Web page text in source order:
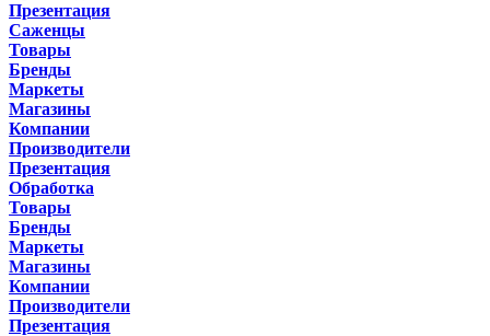
Презентация
Саженцы
Товары
Бренды
Маркеты
Магазины
Компании
Производители
Презентация
Обработка
Товары
Бренды
Маркеты
Магазины
Компании
Производители
Презентация